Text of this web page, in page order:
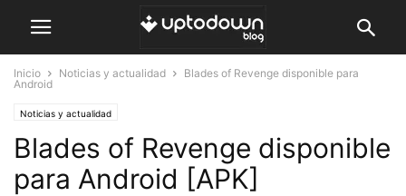
Inicio Noticias y actualidad
Blades of Revenge disponible para
Android
Noticias y actualidad
Blades of Revenge disponible
para Android [APK]